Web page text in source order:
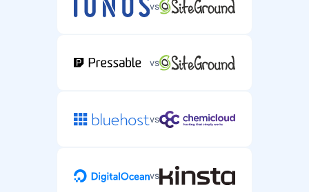
vs
vs
vs
vs